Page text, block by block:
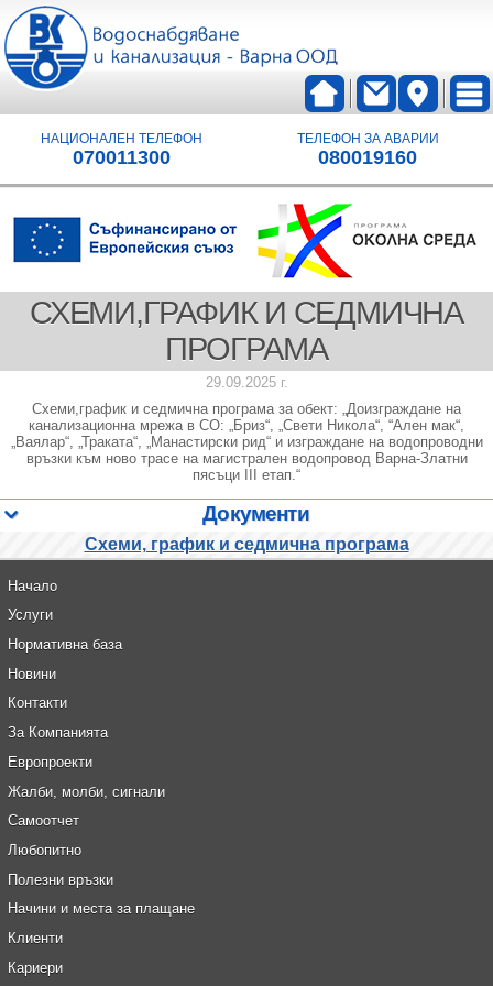
НАЦИОНАЛЕН ТЕЛЕФОН
070011300
ТЕЛЕФОН ЗА АВАРИИ
080019160
СХЕМИ,ГРАФИК И СЕДМИЧНА
ПРОГРАМА
29.09.2025 г.
Схеми,график и седмична програма за обект: „Доизграждане на
канализационна мрежа в СО: „Бриз“, „Свети Никола“, “Ален мак“,
„Ваялар“, „Траката“, „Манастирски рид“ и изграждане на водопроводни
връзки към ново трасе на магистрален водопровод Варна-Златни
пясъци III етап.“
Документи
Схеми, график и седмична програма
Начало
Услуги
Нормативна база
Новини
Контакти
За Компанията
Европроекти
Жалби, молби, сигнали
Самоотчет
Любопитно
Полезни връзки
Начини и места за плащане
Клиенти
Кариери